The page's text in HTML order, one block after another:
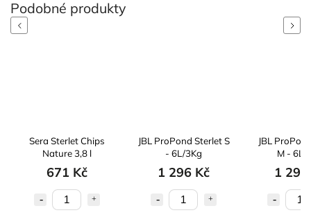
Previous
Sera Sterlet Chips
Nature 3,8 l
671 Kč
JBL ProPond Sterlet S
- 6L/3Kg
1 296 Kč
JBL
M - 6L/
1 296
Next